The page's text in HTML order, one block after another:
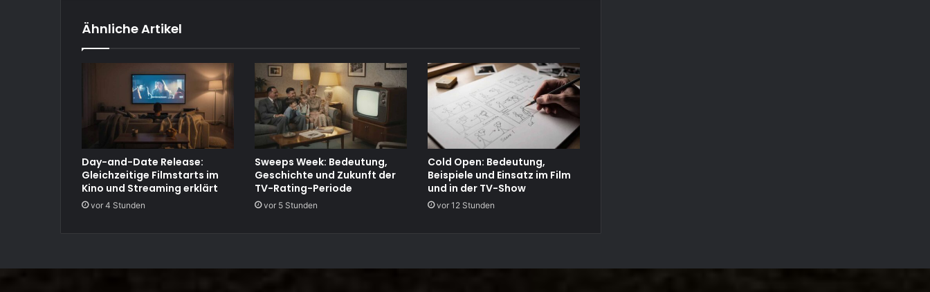
Ähnliche Artikel
Day-and-Date Release:
Gleichzeitige Filmstarts im
Kino und Streaming erklärt
vor 4 Stunden
Sweeps Week: Bedeutung,
Geschichte und Zukunft der
TV-Rating-Periode
vor 5 Stunden
Cold Open: Bedeutung,
Beispiele und Einsatz im Film
und in der TV-Show
vor 12 Stunden